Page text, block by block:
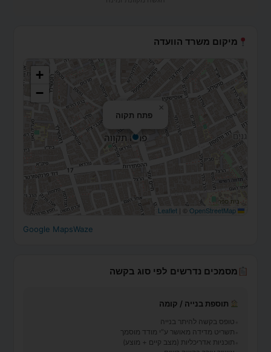
מיקום משרד הוועדה
פתח תקוה
×
+
−
Leaflet
| ©OpenStreetMap
Waze
Google Maps
מסמכים נדרשים לפי סוג בקשה
תוספת בנייה / קומה
טופס בקשה להיתר בנייה
תשריט מדידה מאושר ע"י מודד מוסמך
תוכניות אדריכליות (מצב קיים + מוצע)